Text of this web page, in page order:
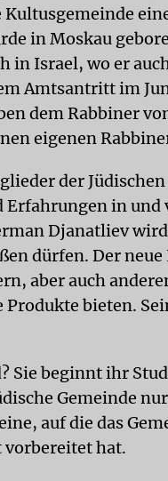
in Moskau
in Israel, wo er
Amtsantritt im
dem Rabbiner
eigenen
der
Erfahrungen in und
Djanatliev
dürfen. Der
aber auch
Produkte bieten.
Sie beginnt ihr
Gemeinde
auf die das
vorbereitet hat.